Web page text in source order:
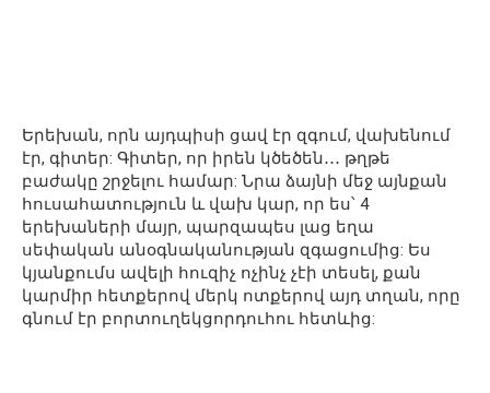
Երեխան, որն այդպիսի ցավ էր զգում, վախենում
էր, գիտեր: Գիտեր, որ իրեն կծեծեն․․․ թղթե
բաժակը շրջելու համար: Նրա ձայնի մեջ այնքան
հուսահատություն և վախ կար, որ ես՝ 4
երեխաների մայր, պարզապես լաց եղա
սեփական անօգնականության զգացումից: Ես
կյանքումս ավելի հուզիչ ոչինչ չէի տեսել, քան
կարմիր հետքերով մերկ ոտքերով այդ տղան, որը
գնում էր բորտուղեկցորդուհու հետևից: